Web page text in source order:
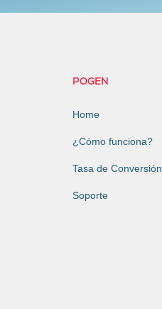
POGEN
Home
¿Cómo funciona?
Tasa de Conversión
Soporte